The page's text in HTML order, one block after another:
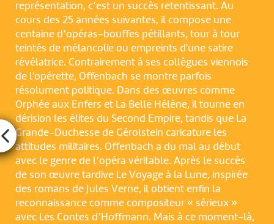
représentation, c’est un succès retentissant. Au
cours des 25 années suivantes, il compose une
centaine d’opéras-bouffes pétillants, tour à tour
teintés de mélancolie ou empreints d'une satire
révélatrice. Contrairement à ses collègues viennois
de l'opérette, Offenbach se montre parfois
résolument politique. Dans des œuvres comme
Orphée aux Enfers et La Belle Hélène, il tourne en
dérision les élites du Second Empire, tandis que La
Grande-Duchesse de Gérolstein caricature les
attitudes militaires. Offenbach a du mal au début
avec le genre de l’opéra véritable. Après le succès
de son œuvre tardive Le Voyage à la Lune, inspirée
des romans de Jules Verne, il obtient enfin la
reconnaissance comme compositeur « sérieux »
avec Les Contes d’Hoffmann. Mais à ce moment-là,